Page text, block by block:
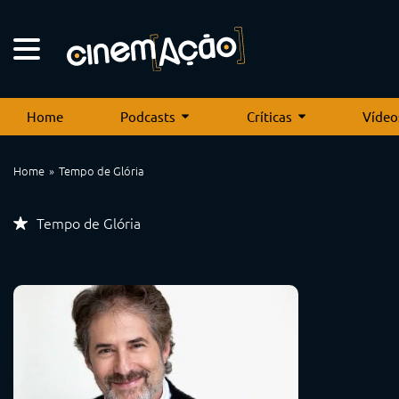
Home Podcasts Críticas
Home Tempo de Glória
Tempo de Glória